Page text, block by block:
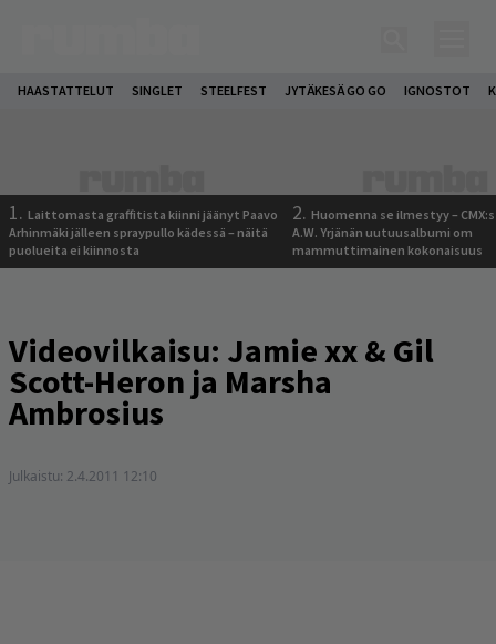
HAASTATTELUT SINGLET STEELFEST JYTÄKESÄ GO GO IGNOSTOT
1. Laittomasta graffitista kiinni jäänyt Paavo
Arhinmäki jälleen spraypullo kädessä – näitä
puolueita ei kiinnosta
2. Huomenna se ilmestyy –
A.W. Yrjänän uutuusalbumi om
mammuttimainen kokonaisuus
Videovilkaisu: Jamie xx & Gil
Scott-Heron ja Marsha
Ambrosius
Julkaistu: 2.4.2011 12:10